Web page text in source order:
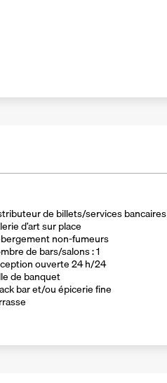
de billets/services bancaires
d’art sur place
non-fumeurs
de bars/salons : 1
ouverte 24 h/24
de banquet
bar et/ou épicerie fine